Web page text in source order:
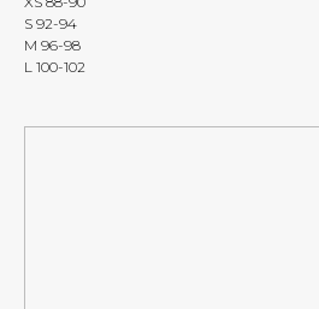
S 92-94
M 96-98
L 100-102